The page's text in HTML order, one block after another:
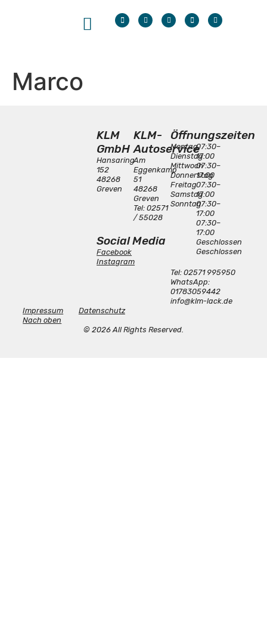
Marco
KLM
GmbH
Hansaring
152
48268
Greven
KLM-
Autoservice
Am
Eggenkamp
51
48268
Greven
Tel: 02571
/ 55028
Social Media
Facebook
Instagram
Öffnungszeiten
Montag
Dienstag
Mittwoch
Donnerstag
Freitag
Samstag
Sonntag
07:30–
17:00
07:30–
17:00
07:30–
17:00
07:30–
17:00
07:30–
17:00
Geschlossen
Geschlossen
Tel: 02571 995950
WhatsApp:
01783059442
info@klm-lack.de
© 2026 All Rights Reserved.
Impressum
Datenschutz
Nach oben